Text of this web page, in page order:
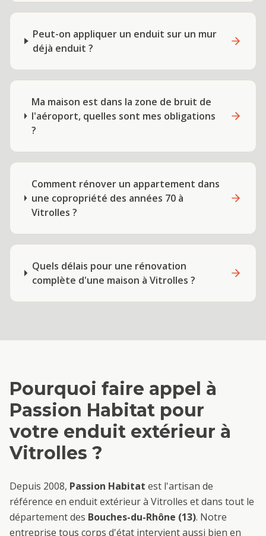
Peut-on appliquer un enduit sur un mur
déjà enduit ?
Ma maison est dans la zone de bruit de
l'aéroport, quelles sont mes obligations
?
Comment rénover un appartement dans
une copropriété des années 70 à
Vitrolles ?
Quels délais pour une rénovation
complète d'une maison à Vitrolles ?
Pourquoi faire appel à
Passion Habitat pour
votre enduit extérieur à
Vitrolles ?
Depuis 2008, Passion Habitat est l'artisan de
référence en enduit extérieurà Vitrolles et dans tout le
département des Bouches-du-Rhône (13). Notre
entreprise tous corps d'état intervient aussi bien en